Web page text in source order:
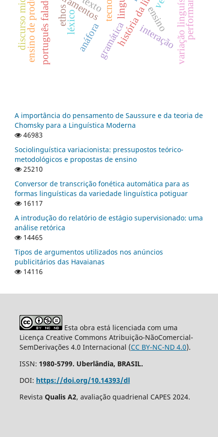
ensino
gramática
português falado texto
interação
anáfora variação linguística
ethosléxico
A importância do pensamento de Saussure e da teoria de
Chomsky para a Linguística Moderna
46983
Sociolinguística variacionista: pressupostos teórico-
metodológicos e propostas de ensino
25210
Conversor de transcrição fonética automática para as
formas linguísticas da variedade linguística potiguar
16117
A introdução do relatório de estágio supervisionado: uma
análise retórica
14465
Tipos de argumentos utilizados nos anúncios
publicitários das Havaianas
14116
Esta obra está licenciada com uma
Licença Creative Commons Atribuição-NãoComercial-
SemDerivações 4.0 Internacional (CC BY-NC-ND 4.0).
ISSN: 1980-5799. Uberlândia, BRASIL.
DOI: https://doi.org/10.14393/dl
Revista Qualis A2, avaliação quadrienal CAPES 2024.